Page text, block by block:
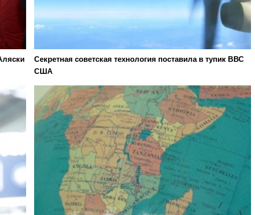
Секретная советская технология поставила в тупик ВВС
США